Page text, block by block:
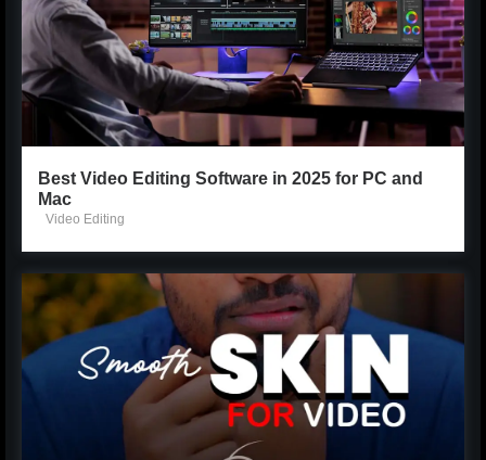
Best Video Editing Software in 2025 for PC and
Mac
Video Editing